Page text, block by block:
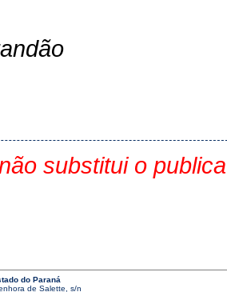
substitui o
do Paraná
de Salette, s/n